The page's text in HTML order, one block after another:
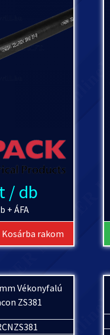
/ db
+ ÁFA
Kosárba rakom
Vékonyfalú
ZS381